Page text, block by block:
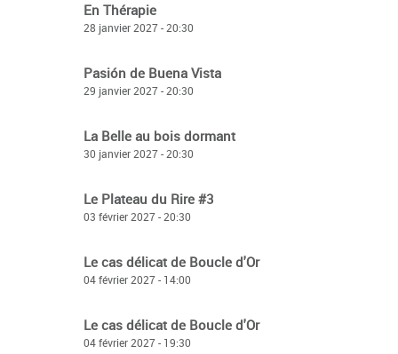
En Thérapie
28 janvier 2027 - 20:30
Pasión de Buena Vista
29 janvier 2027 - 20:30
La Belle au bois dormant
30 janvier 2027 - 20:30
Le Plateau du Rire #3
03 février 2027 - 20:30
Le cas délicat de Boucle d'Or
04 février 2027 - 14:00
Le cas délicat de Boucle d'Or
04 février 2027 - 19:30